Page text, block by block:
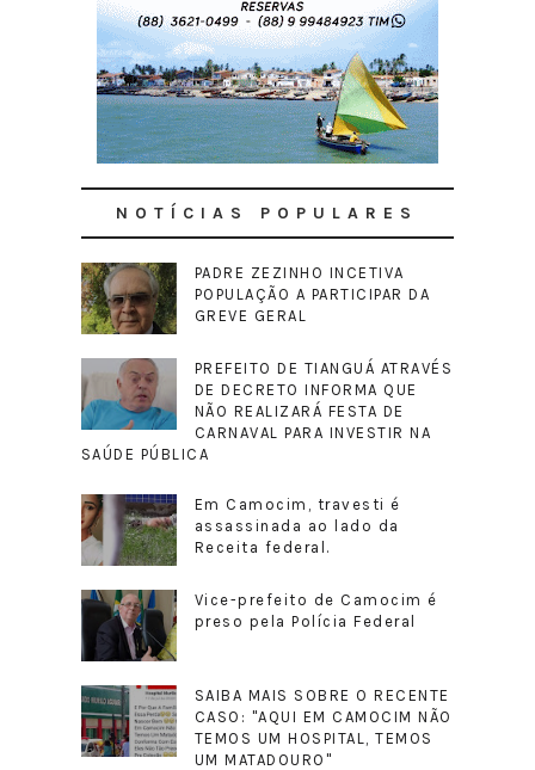
NOTÍCIAS POPULARES
PADRE ZEZINHO INCETIVA
POPULAÇÃO A PARTICIPAR DA
GREVE GERAL
PREFEITO DE TIANGUÁ ATRAVÉS
DE DECRETO INFORMA QUE
NÃO REALIZARÁ FESTA DE
CARNAVAL PARA INVESTIR NA
SAÚDE PÚBLICA
Em Camocim, travesti é
assassinada ao lado da
Receita federal.
Vice-prefeito de Camocim é
preso pela Polícia Federal
SAIBA MAIS SOBRE O RECENTE
CASO: "AQUI EM CAMOCIM NÃO
TEMOS UM HOSPITAL, TEMOS
UM MATADOURO"